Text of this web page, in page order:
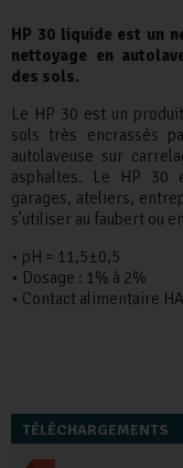
HP 30 liquide est un
nettoyage en
des sols.
Le HP 30 est un
sols très encrassés
autolaveuse sur
asphaltes. Le HP 30
garages, ateliers,
s’utiliser au faubert ou
• pH = 11,5±0,5
• Dosage : 1% à 2%
• Contact alimentaire
TÉLÉCHARGEMENTS